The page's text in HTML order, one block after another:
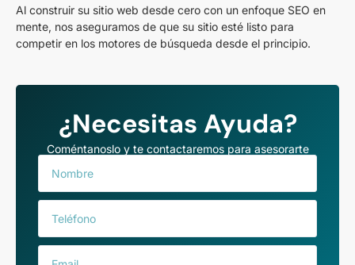
Al construir su sitio web desde cero con un enfoque SEO en
mente, nos aseguramos de que su sitio esté listo para
competir en los motores de búsqueda desde el principio.
¿Necesitas Ayuda?
Coméntanoslo y te contactaremos para asesorarte
m
e
l